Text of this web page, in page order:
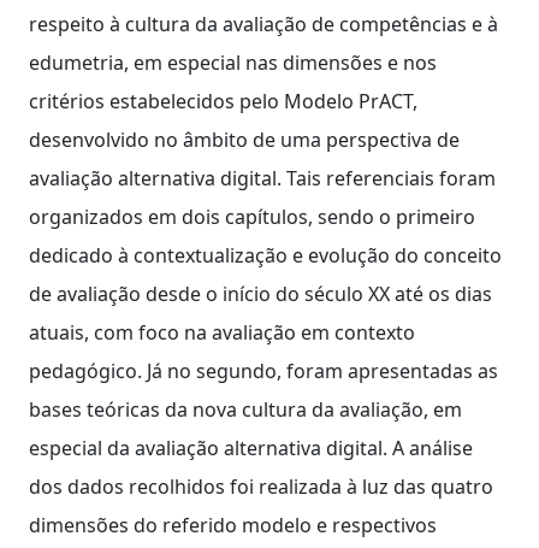
respeito à cultura da avaliação de competências e à
edumetria, em especial nas dimensões e nos
critérios estabelecidos pelo Modelo PrACT,
desenvolvido no âmbito de uma perspectiva de
avaliação alternativa digital. Tais referenciais foram
organizados em dois capítulos, sendo o primeiro
dedicado à contextualização e evolução do conceito
de avaliação desde o início do século XX até os dias
atuais, com foco na avaliação em contexto
pedagógico. Já no segundo, foram apresentadas as
bases teóricas da nova cultura da avaliação, em
especial da avaliação alternativa digital. A análise
dos dados recolhidos foi realizada à luz das quatro
dimensões do referido modelo e respectivos